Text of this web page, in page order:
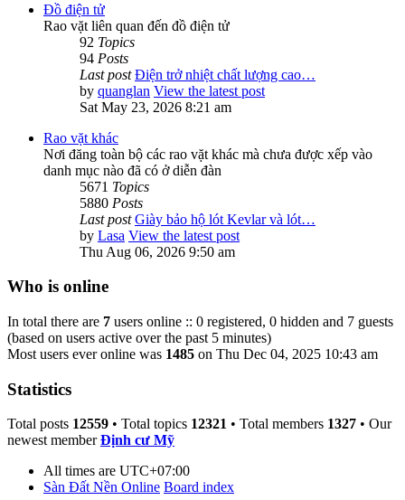
Đồ điện tử
Rao vặt liên quan đến đồ điện tử
92 Topics
94 Posts
Last post Điện trở nhiệt chất lượng cao…
by quanglan View the latest post
Sat May 23, 2026 8:21 am
Rao vặt khác
Nơi đăng toàn bộ các rao vặt khác mà chưa được xếp vào
danh mục nào đã có ở diễn đàn
5671 Topics
5880 Posts
Last post Giày bảo hộ lót Kevlar và lót…
by Lasa View the latest post
Thu Aug 06, 2026 9:50 am
Who is online
In total there are 7 users online :: 0 registered, 0 hidden and 7 guests
(based on users active over the past 5 minutes)
Most users ever online was 1485 on Thu Dec 04, 2025 10:43 am
Statistics
Total posts 12559 • Total topics 12321 • Total members 1327 • Our
newest memberĐịnh cư Mỹ
All times are UTC+07:00
Sàn Đất Nền Online Board index